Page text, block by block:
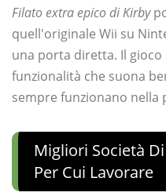
Filato extra epico di Kirby
quell'originale Wii su
una porta diretta. Il
funzionalità che suona
sempre funzionano nella
Migliori Società
Per Cui Lavorare